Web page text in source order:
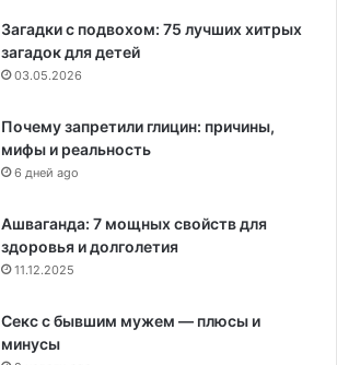
Загадки с подвохом: 75 лучших хитрых
загадок для детей
03.05.2026
Почему запретили глицин: причины,
мифы и реальность
6 дней ago
Ашваганда: 7 мощных свойств для
здоровья и долголетия
11.12.2025
Секс с бывшим мужем — плюсы и
минусы